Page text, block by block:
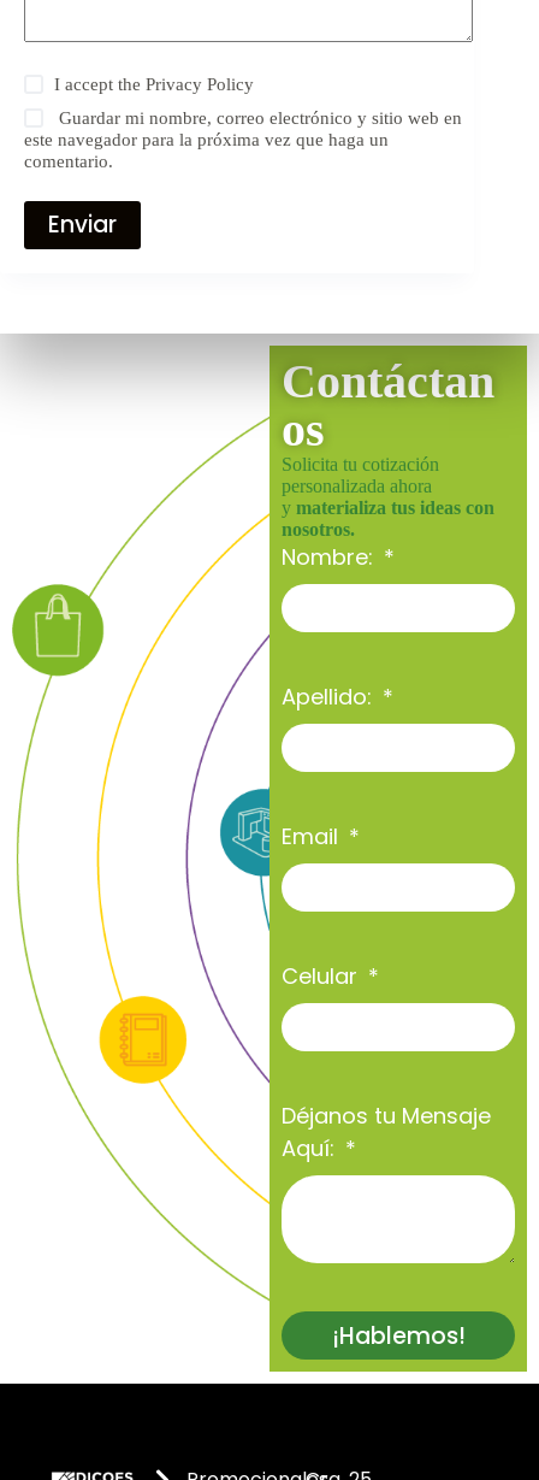
I accept thePrivacy Policy
Guardar mi nombre, correo electrónico y sitio web en
este navegador para la próxima vez que haga un
comentario.
Enviar
Contáctan
os
Solicita tu cotización
personalizada ahora
y materializa tus ideas con
nosotros.
Nombre:
Apellido:
Email
Celular
Déjanos tu Mensaje
Aquí:
¡Hablemos!